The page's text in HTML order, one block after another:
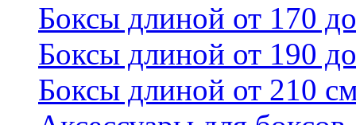
Боксы длиной от 170
Боксы длиной от 190
Боксы длиной от 210